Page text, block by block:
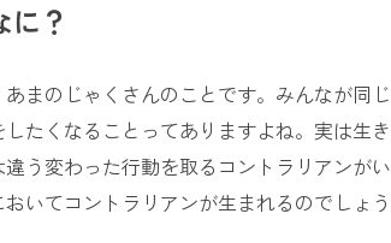
？
まのじゃくさんのことです。みんなが同
たくなることってありますよね。実は生
う変わった行動を取るコントラリアンが
いてコントラリアンが生まれるのでしょう